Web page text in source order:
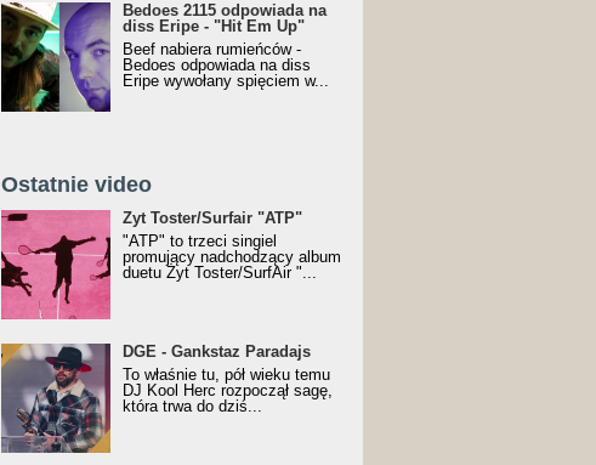
Bedoes 2115 odpowiada na
diss Eripe - "Hit Em Up"
Beef nabiera rumieńców -
Bedoes odpowiada na diss
Eripe wywołany spięciem w...
Ostatnie video
Żyt Toster/SurfAir - ATP VIDEO
Żyt Toster/Surfair "ATP"
"ATP" to trzeci singiel
promujący nadchodzący album
duetu Żyt Toster/SurfAir "...
donGURALesko z nagrodą za
Klasyczny/Trueschoolowy
Album Roku (Popkillery 2023)
DGE - Gankstaz Paradajs
To właśnie tu, pół wieku temu
DJ Kool Herc rozpoczął sagę,
która trwa do dziś...